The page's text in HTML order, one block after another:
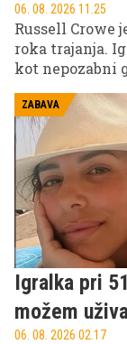
06. 08. 2026 11.25
Russell Crowe
roka trajanja.
kot nepozabni
presenetil
nastop v
Henryju
ZABAVA
Igralka pri
možem
06. 08. 2026 02.17